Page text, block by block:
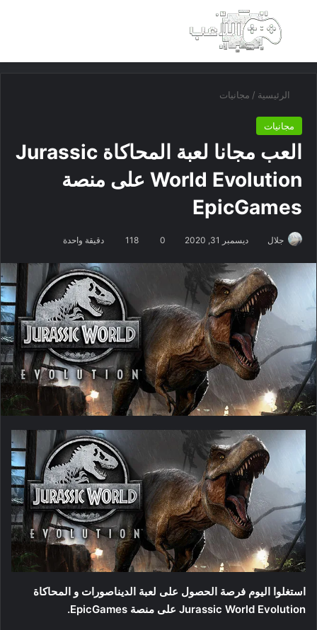
بحث عن
الرئيسية / مجانيات
مجانيات
العب مجانا لعبة المحاكاة Jurassic
World Evolution على منصة
EpicGames
جلال ديسمبر 31, 2020 0
118 دقيقة واحدة
استغلوا اليوم فرصة الحصول على لعبة الديناصورات و المحاكاة
Jurassic World Evolution على منصة EpicGames.